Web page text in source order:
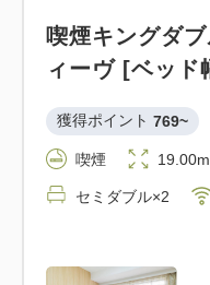
喫煙キングダ
ィーヴ [ベッド
獲得ポイント 769~
喫煙 19.00m
セミダブル×2